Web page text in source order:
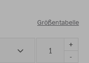
Größentabelle
+
-